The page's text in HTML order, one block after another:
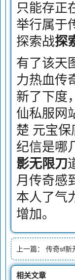
只能存正
举行属于
探索战探
有了该天
力热血传
新了下度
仙私服网
楚 元宝
纪信是哪
影无限刀
月传奇感
本人了气
增加。
上一篇： 传奇sf新
相关文章